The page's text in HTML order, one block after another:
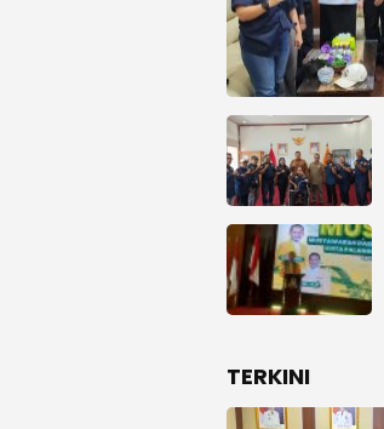
TERKINI